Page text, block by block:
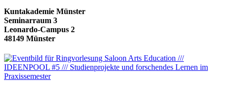
Kuntakademie Münster
Seminarraum 3
Leonardo-Campus 2
48149 Münster